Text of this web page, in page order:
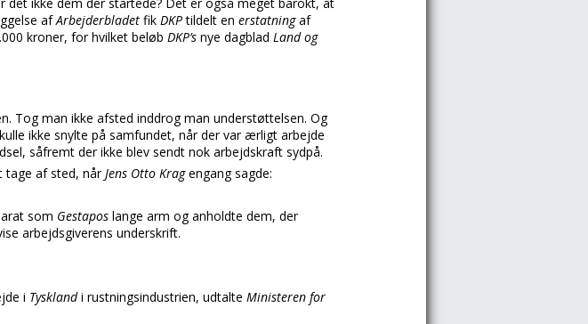
afArbejderbladet fik DKPtildelt en erstatningaf
kroner, for hvilket beløb DKP’s nye dagblad Land og
Tog man ikke afsted inddrog man understøttelsen. Og
ikke snylte på samfundet, når der var ærligt arbejde
såfremt der ikke blev sendt nok arbejdskraft sydpå.
tage af sted, nårJens Otto Kragengang sagde:
som Gestapos lange arm og anholdte dem, der
arbejdsgiverens underskrift.
i Tysklandi rustningsindustrien, udtalte Ministeren for